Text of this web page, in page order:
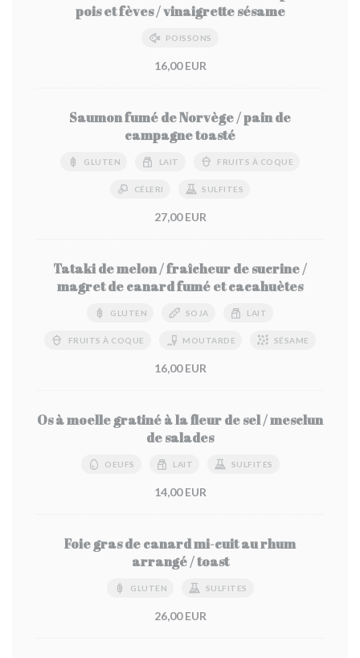
pois et fèves / vinaigrette sésame
POISSONS
16,00 EUR
Saumon fumé de Norvège / pain de
campagne toasté
GLUTEN LAIT FRUITS À COQUE
CÉLERI SULFITES
27,00 EUR
Tataki de melon / fraîcheur de sucrine /
magret de canard fumé et cacahuètes
GLUTEN SOJA LAIT
FRUITS À COQUE MOUTARDE SÉSAME
16,00 EUR
Os à moelle gratiné à la fleur de sel / mesclun
de salades
OEUFS LAIT SULFITES
14,00 EUR
Foie gras de canard mi-cuit au rhum
arrangé / toast
GLUTEN SULFITES
26,00 EUR